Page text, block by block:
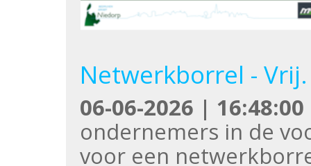
Netwerkborrel - Vrij.
06-06-2026 | 16:48:00
ondernemers in de
voor een